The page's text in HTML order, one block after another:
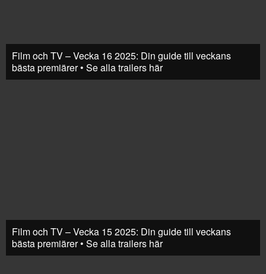
Film och TV – Vecka 16 2025: Din guide till veckans
bästa premiärer • Se alla trailers här
Film och TV – Vecka 15 2025: Din guide till veckans
bästa premiärer • Se alla trailers här